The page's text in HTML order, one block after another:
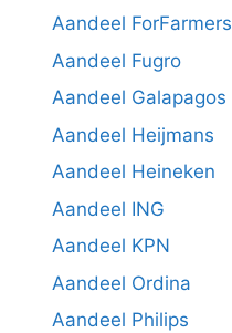
Aandeel ForFarmers
Aandeel Fugro
Aandeel Galapagos
Aandeel Heijmans
Aandeel Heineken
Aandeel ING
Aandeel KPN
Aandeel Ordina
Aandeel Philips